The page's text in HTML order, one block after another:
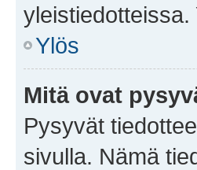
Ylös
Mitä ovat
Pysyvät
sivulla. Nämä